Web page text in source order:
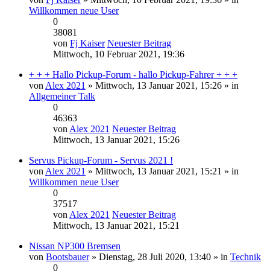
Willkommen neue User
0
38081
von Fj Kaiser Neuester Beitrag
Mittwoch, 10 Februar 2021, 19:36
+ + + Hallo Pickup-Forum - hallo Pickup-Fahrer + + +
von Alex 2021 » Mittwoch, 13 Januar 2021, 15:26 » in
Allgemeiner Talk
0
46363
von Alex 2021 Neuester Beitrag
Mittwoch, 13 Januar 2021, 15:26
Servus Pickup-Forum - Servus 2021 !
von Alex 2021 » Mittwoch, 13 Januar 2021, 15:21 » in
Willkommen neue User
0
37517
von Alex 2021 Neuester Beitrag
Mittwoch, 13 Januar 2021, 15:21
Nissan NP300 Bremsen
von Bootsbauer» Dienstag, 28 Juli 2020, 13:40 » in Technik
0